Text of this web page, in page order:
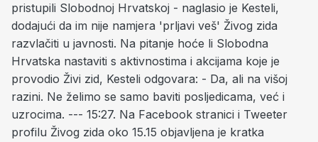
pristupili Slobodnoj Hrvatskoj - naglasio je Kesteli,
dodajući da im nije namjera 'prljavi veš' Živog zida
razvlačiti u javnosti. Na pitanje hoće li Slobodna
Hrvatska nastaviti s aktivnostima i akcijama koje je
provodio Živi zid, Kesteli odgovara: - Da, ali na višoj
razini. Ne želimo se samo baviti posljedicama, već i
uzrocima. --- 15:27. Na Facebook stranici i Tweeter
profilu Živog zida oko 15.15 objavljena je kratka